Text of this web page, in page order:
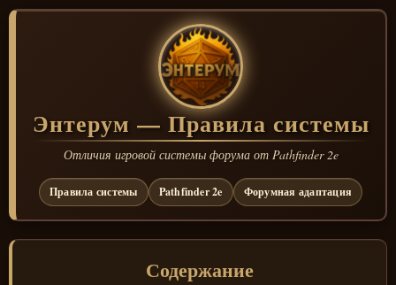
Энтерум — Правила системы
Отличия игровой системы форума от Pathfinder 2e
Правила системы Pathfinder 2e Форумная адаптация
Содержание